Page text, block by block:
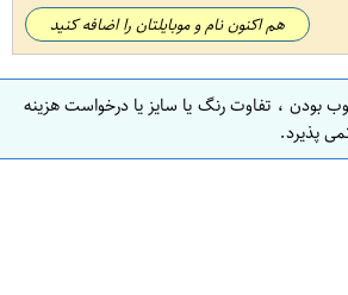
هم اکنون نام و موبایلتان را اضافه کنید
بودن ، تفاوت رنگ یا سایز یا درخواست هزینه
پذیرد.